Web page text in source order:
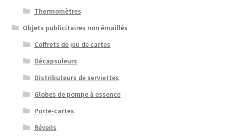
Thermomètres
Objets publicitaires non émaillés
Coffrets de jeu de cartes
Décapsuleurs
Distributeurs de serviettes
Globes de pompe à essence
Porte-cartes
Réveils